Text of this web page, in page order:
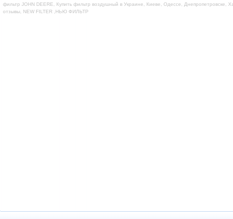
фильтр JOHN DEERE, Купить фильтр воздушный в Украине, Киеве, Одессе, Днепропетровске,
отзывы, NEW FILTER ,НЬЮ ФИЛЬТР